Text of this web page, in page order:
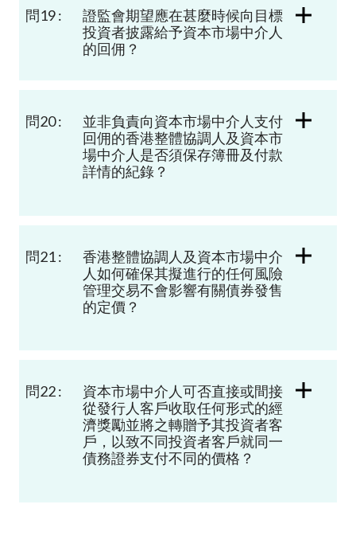
問19 :
證監會期望應在甚麼時候向目標
投資者披露給予資本市場中介人
的回佣？
問20 :
並非負責向資本市場中介人支付
回佣的香港整體協調人及資本市
場中介人是否須保存簿冊及付款
詳情的紀錄？
問21 :
香港整體協調人及資本市場中介
人如何確保其擬進行的任何風險
管理交易不會影響有關債券發售
的定價？
問22 :
資本市場中介人可否直接或間接
從發行人客戶收取任何形式的經
濟獎勵並將之轉贈予其投資者客
戶，以致不同投資者客戶就同一
債務證券支付不同的價格？